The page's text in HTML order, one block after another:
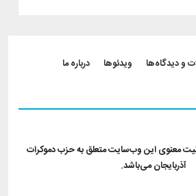
و دیدگاه‌ها ویدئو‌ها
درباره ما
معنوی این وب‌سایت متعلق به حزب دموکرات
آذربایجان می‌باشد.